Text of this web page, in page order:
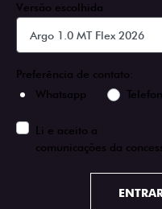
Versão escolhida
Preferência de contato:
Whatsapp
Li e aceito a
comunicações da